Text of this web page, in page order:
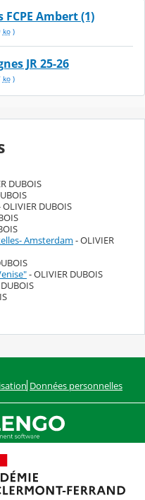
Ambert (1)
ko)
JR 25-26
ko)
DUBOIS
OLIVIER DUBOIS
Amsterdam - OLIVIER
- OLIVIER DUBOIS
Données personnelles